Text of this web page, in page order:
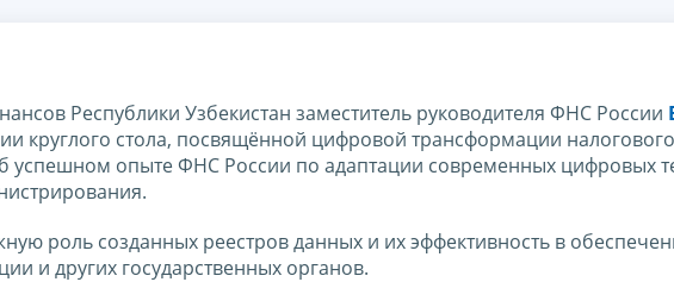
Республики Узбекистан заместитель руководителя ФНС России
круглого стола, посвящённой цифровой трансформации налогового
успешном опыте ФНС России по адаптации современных цифровых
роль созданных реестров данных и их эффективность в
и других государственных органов.